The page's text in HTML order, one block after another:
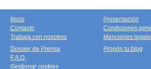
Inicio
Contacto
Trabaja con nosotros
Presentación
Condiciones
Menciones
Dossier de Prensa
F.A.Q.
Gestionar cookies
Propón tu blog